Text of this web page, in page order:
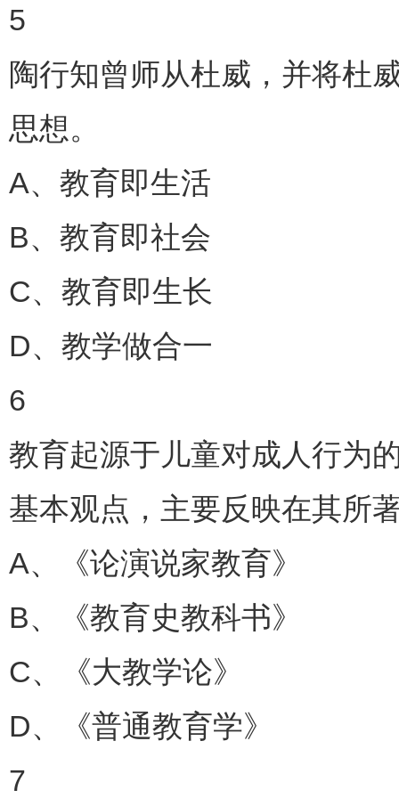
5
陶行知曾师从杜威，并将杜
思想。
A、教育即生活
B、教育即社会
C、教育即生长
D、教学做合一
6
教育起源于儿童对成人行为
基本观点，主要反映在其所
A、《论演说家教育》
B、《教育史教科书》
C、《大教学论》
D、《普通教育学》
7